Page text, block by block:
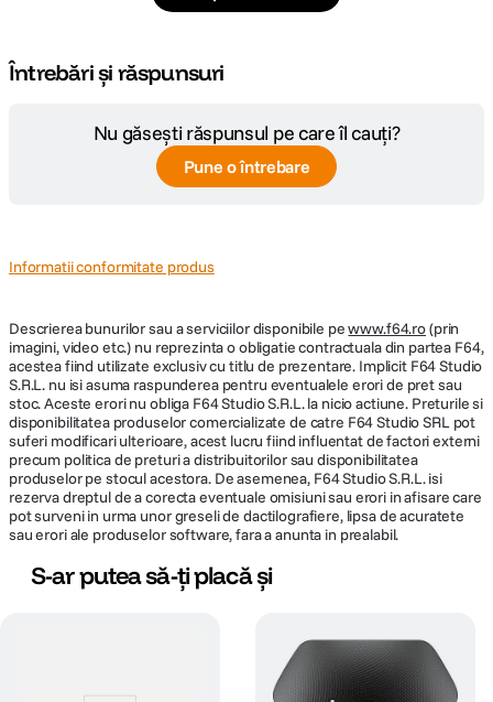
DETALII PRODUCATOR
Întrebări și răspunsuri
Nu găsești răspunsul pe care îl cauți?
Pune o întrebare
Informatii conformitate produs
Descrierea bunurilor sau a serviciilor disponibile pewww.f64.ro(prin
imagini, video etc.) nu reprezinta o obligatie contractuala din partea F64,
acestea fiind utilizate exclusiv cu titlu de prezentare. Implicit F64 Studio
S.R.L. nu isi asuma raspunderea pentru eventualele erori de pret sau
stoc. Aceste erori nu obliga F64 Studio S.R.L. la nicio actiune. Preturile si
disponibilitatea produselor comercializate de catre F64 Studio SRL pot
suferi modificari ulterioare, acest lucru fiind influentat de factori externi
precum politica de preturi a distribuitorilor sau disponibilitatea
produselor pe stocul acestora. De asemenea, F64 Studio S.R.L. isi
rezerva dreptul de a corecta eventuale omisiuni sau erori in afisare care
pot surveni in urma unor greseli de dactilografiere, lipsa de acuratete
sau erori ale produselor software, fara a anunta in prealabil.
S-ar putea să-ți placă și